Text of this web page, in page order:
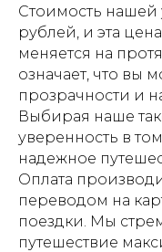
Стоимость нашей
рублей, и эта
меняется на
означает, что вы
прозрачности и
Выбирая наше
уверенность в
надежное
Оплата
переводом на
поездки. Мы
путешествие